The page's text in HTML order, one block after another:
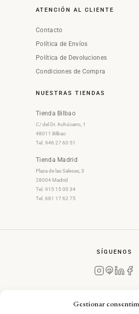
Gestionar
ATENCIÓN AL CLIENTE
Contacto
Política de Envíos
Política de Devoluciones
Condiciones de Compra
NUESTRAS TIENDAS
Tienda Bilbao
C/ del Dr. Achúcarro, 1
48011 Bilbao
Tel. 946 27 60 51
Tienda Madrid
Plaza de las Salesas, 3
28004 Madrid
Tel. 915 15 00 34
Tel. 681 17 62 75
SÍGUENOS